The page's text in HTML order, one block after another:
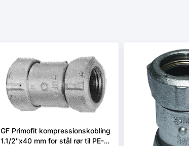
GF Primofit kompressionskobling
1.1/2''x40 mm for stål rør til PE-